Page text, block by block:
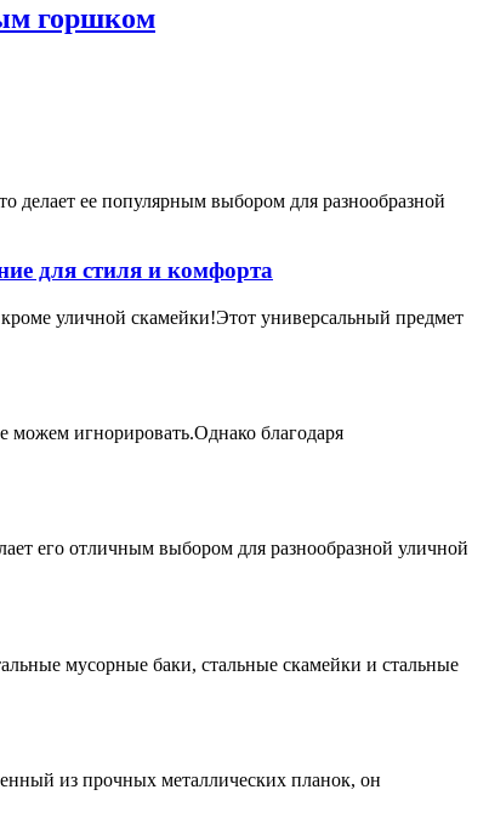
горшком
делает ее популярным выбором для разнообразной
для стиля и комфорта
уличной скамейки!Этот универсальный предмет
игнорировать.Однако благодаря
его отличным выбором для разнообразной уличной
мусорные баки, стальные скамейки и стальные
из прочных металлических планок, он